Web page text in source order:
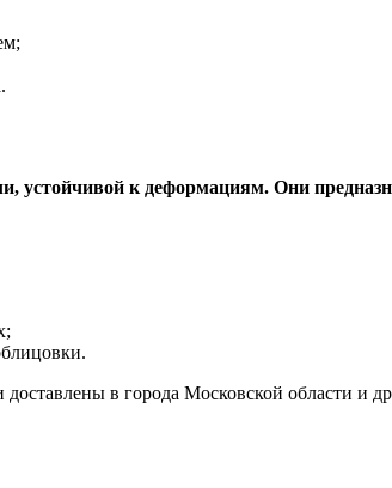
к деформациям. Они
в города Московской области и